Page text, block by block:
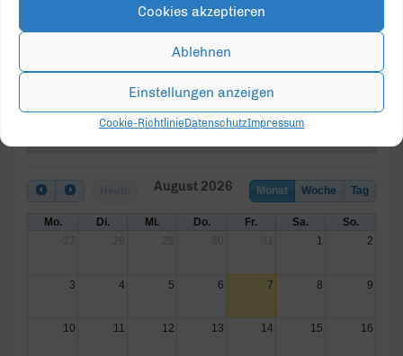
Cookies akzeptieren
Ablehnen
Einstellungen anzeigen
Cookie-Richtlinie DatenschutzImpressum
Wollmarktstr. 115a - Paderborn
Veranstaltungen
Monat Woche Tag
August 2026
Mo. Di. Mi. Do. Fr. Sa.
So.
1 2
3 4 5 6 7 8 9
10 11 12 13 14 15 16